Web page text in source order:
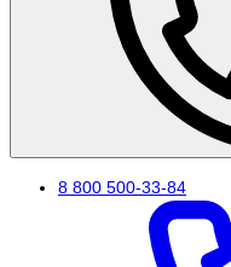
8 800 500-33-84